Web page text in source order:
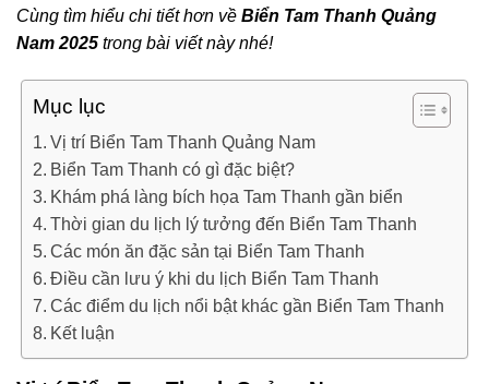
Cùng tìm hiểu chi tiết hơn về Biển Tam Thanh Quảng
Nam 2025 trong bài viết này nhé!
Mục lục
Vị trí Biển Tam Thanh Quảng Nam
Biển Tam Thanh có gì đặc biệt?
Khám phá làng bích họa Tam Thanh gần biển
Thời gian du lịch lý tưởng đến Biển Tam Thanh
Các món ăn đặc sản tại Biển Tam Thanh
Điều cần lưu ý khi du lịch Biển Tam Thanh
Các điểm du lịch nổi bật khác gần Biển Tam Thanh
Kết luận